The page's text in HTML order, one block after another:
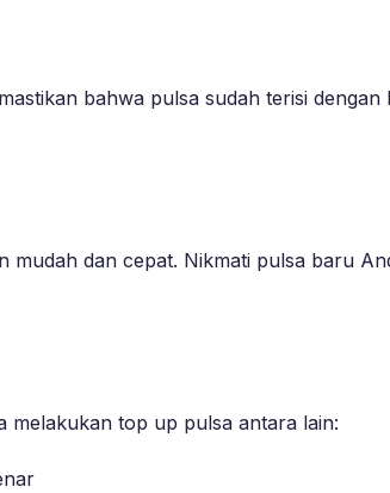
bahwa pulsa sudah terisi
dan cepat. Nikmati pulsa baru
melakukan top up pulsa antara lain: